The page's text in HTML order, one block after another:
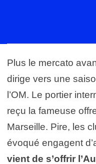
Plus le mercato
dirige vers une
l’OM. Le portier
reçu la fameuse
Marseille. Pire, les
évoqué engagent
vient de s’offrir